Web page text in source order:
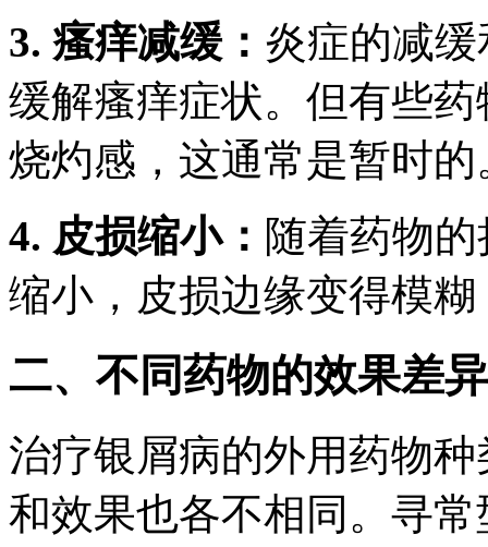
3. 瘙痒减缓： 炎症的减
缓解瘙痒症状。但有些
烧灼感，这通常是暂时的
4. 皮损缩小： 随着药物
缩小，皮损边缘变得模
二、不同药物的效果差异
治疗银屑病的外用药物
和效果也各不相同。寻